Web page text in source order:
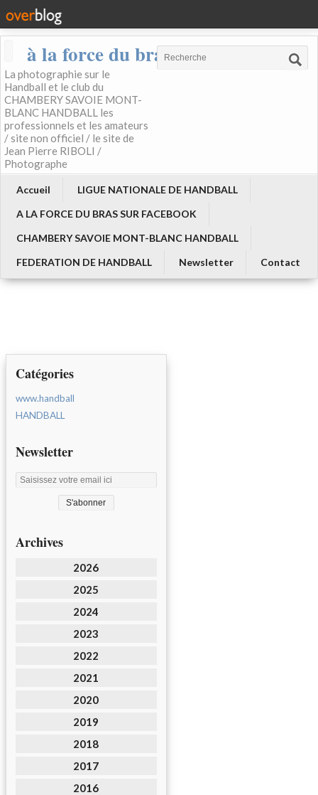
à la force du bras
La photographie sur le
Handball et le club du
CHAMBERY SAVOIE MONT-
BLANC HANDBALL les
professionnels et les amateurs
/ site non officiel / le site de
Jean Pierre RIBOLI /
Photographe
Accueil
LIGUE NATIONALE DE HANDBALL
A LA FORCE DU BRAS SUR FACEBOOK
CHAMBERY SAVOIE MONT-BLANC HANDBALL
FEDERATION DE HANDBALL
Newsletter Contact
Catégories
www.handball
HANDBALL
Newsletter
Archives
2026
2025
2024
2023
2022
2021
2020
2019
2018
2017
2016